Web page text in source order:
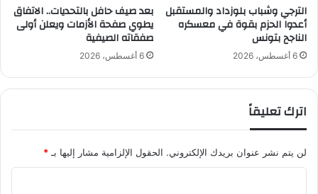
ل
ح
ص
ا
ا
أ
س
د
ي
الترجي وشباب بلوزداد والمستقبل
أعدوا الحزم بقوة في معسكره
الناجح بتونس
6 أغسطس، 2026
بعد صيف حافل بالتحديات.. الاتفاق
يطوي صفحة الأزمات ويعلن أولى
صفقاته الصيفية
6 أغسطس، 2026
اترك تعليقاً
لن يتم نشر عنوان بريدك الإلكتروني. الحقول الإلزامية مشار إليها بـ*